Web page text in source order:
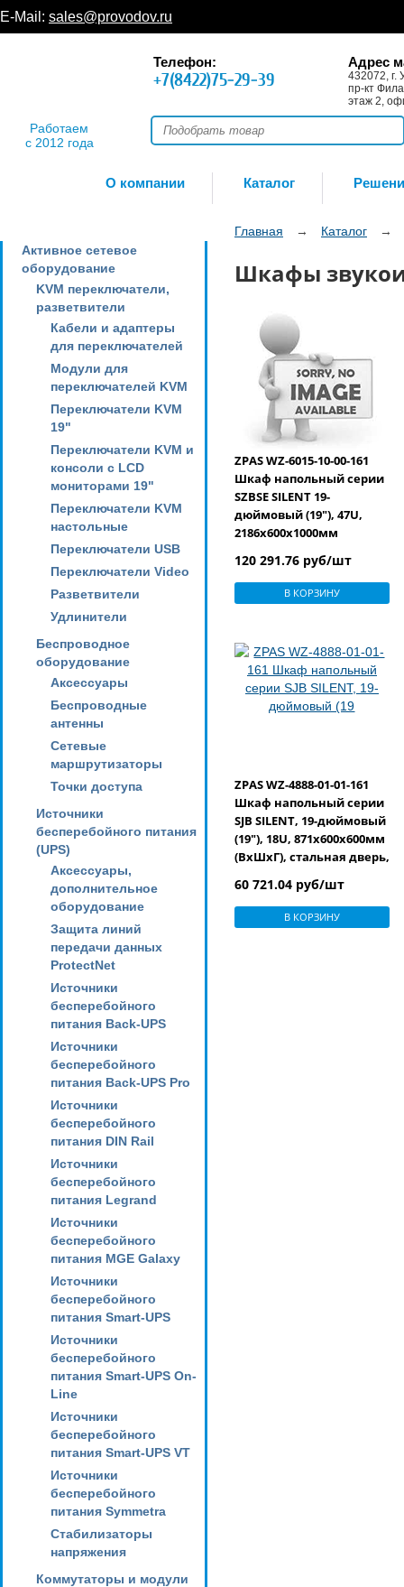
E-Mail: sales@provodov.ru
Работаем
с 2012 года
Телефон:
+7(8422)75-29-39
Адрес
432072, г.
пр-кт
этаж 2,
О компании Каталог
Активное сетевое
оборудование
KVM переключатели,
разветвители
Кабели и адаптеры
для переключателей
Модули для
переключателей KVM
Переключатели KVM
19"
Переключатели KVM и
консоли с LCD
мониторами 19"
Переключатели KVM
настольные
Переключатели USB
Переключатели Video
Разветвители
Удлинители
Беспроводное
оборудование
Аксессуары
Беспроводные
антенны
Сетевые
маршрутизаторы
Точки доступа
Источники
бесперебойного питания
(UPS)
Аксессуары,
дополнительное
оборудование
Защита линий
передачи данных
ProtectNet
Источники
бесперебойного
питания Back-UPS
Источники
бесперебойного
питания Back-UPS Pro
Источники
бесперебойного
питания DIN Rail
Источники
бесперебойного
питания Legrand
Источники
бесперебойного
питания MGE Galaxy
Источники
бесперебойного
питания Smart-UPS
Источники
бесперебойного
питания Smart-UPS On-
Line
Источники
бесперебойного
питания Smart-UPS VT
Источники
бесперебойного
питания Symmetra
Стабилизаторы
напряжения
Коммутаторы и модули
Главная → Каталог →
Шкафы
ZPAS WZ-6015-10-00-161
Шкаф напольный серии
SZBSE SILENT 19-
дюймовый (19"), 47U,
2186х600х1000мм
шумоизоляцией,
стальная дверь, ручка с
замком, цвет черный
XX11-11-0000-1-161-WYC)
120 291.76 руб/шт
В КОРЗИНУ
ZPAS WZ-4888-01-01-161
Шкаф напольный серии
SJB SILENT, 19-дюймовый
(19"), 18U, 871х600х600мм
(ВхШхГ), стальная дверь,
нагрузка 45 кг, с
шумоизоляцией и
вентиляционной
60 721.04 руб/шт
В КОРЗИНУ